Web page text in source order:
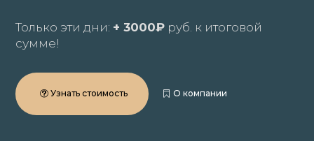
Только эти дни: + 3000₽ руб. к итоговой
сумме!
Узнать стоимость О компании